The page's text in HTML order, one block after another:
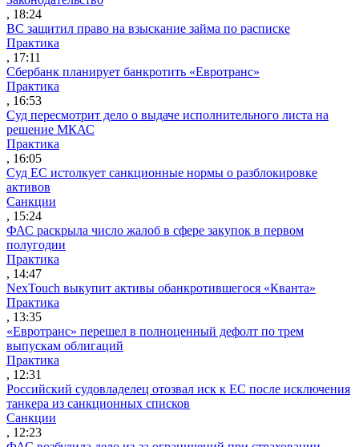
, 18:24
ВС защитил право на взыскание займа по расписке
Практика
, 17:11
Сбербанк планирует банкротить «Евротранс»
Практика
, 16:53
Суд пересмотрит дело о выдаче исполнительного листа на
решение МКАС
Практика
, 16:05
Суд ЕС истолкует санкционные нормы о разблокировке
активов
Санкции
, 15:24
ФАС раскрыла число жалоб в сфере закупок в первом
полугодии
Практика
, 14:47
NexTouch выкупит активы обанкротившегося «Кванта»
Практика
, 13:35
«Евротранс» перешел в полноценный дефолт по трем
выпускам облигаций
Практика
, 12:31
Российский судовладелец отозвал иск к ЕС после исключения
танкера из санкционных списков
Санкции
, 12:23